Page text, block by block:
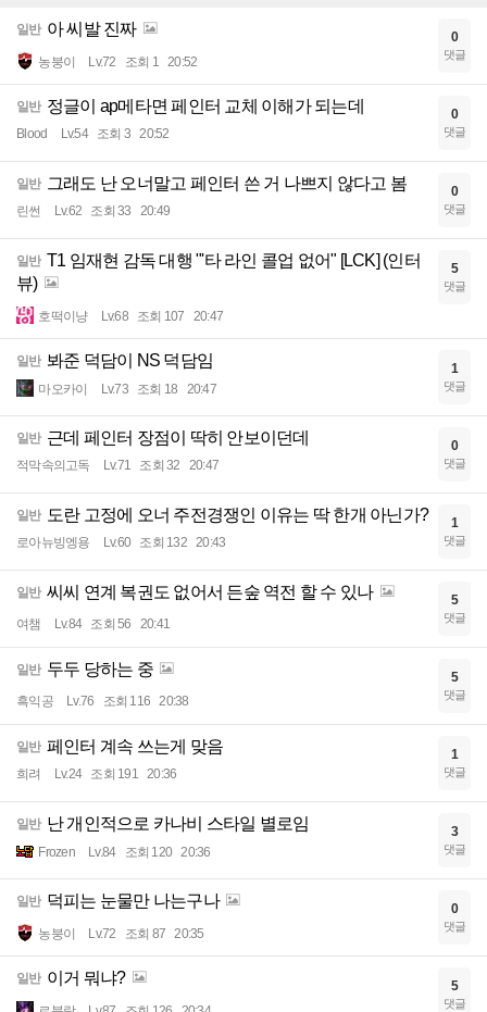
일반 아 씨발 진짜
농붕이 Lv.72 조회 1 20:52
0
댓글
일반 정글이 ap메타면 페인터 교체 이해가 되는데
Blood Lv.54 조회 3 20:52
0
댓글
일반 그래도 난 오너말고 페인터 쓴 거 나쁘지 않다고 봄
린썬 Lv.62 조회 33 20:49
0
댓글
일반 T1 임재현 감독 대행 "'타 라인 콜업 없어" [LCK] (인터
뷰)
호떡이냥 Lv.68 조회 107 20:47
5
댓글
일반 봐준 덕담이 NS 덕담임
마오카이 Lv.73 조회 18 20:47
1
댓글
일반 근데 페인터 장점이 딱히 안보이던데
적막속의고독 Lv.71 조회 32 20:47
0
댓글
일반 도란 고정에 오너 주전경쟁인 이유는 딱 한개 아닌가?
로아뉴빙엥용 Lv.60 조회 132 20:43
1
댓글
일반 씨씨 연계 복권도 없어서 든숲 역전 할 수 있나
여챔 Lv.84 조회 56 20:41
5
댓글
일반 두두 당하는 중
흑익공 Lv.76 조회 116 20:38
5
댓글
일반 페인터 계속 쓰는게 맞음
희려 Lv.24 조회 191 20:36
1
댓글
일반 난 개인적으로 카나비 스타일 별로임
Frozen Lv.84 조회 120 20:36
3
댓글
일반 덕피는 눈물만 나는구나
농붕이 Lv.72 조회 87 20:35
0
댓글
일반 이거 뭐냐? 5
댓글